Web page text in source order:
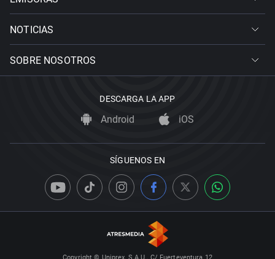
NOTICIAS
SOBRE NOSOTROS
DESCARGA LA APP
Android iOS
SÍGUENOS EN